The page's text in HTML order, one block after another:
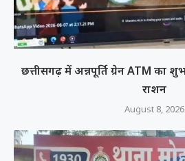
छत्तीसगढ़ में अन्नपूर्ति ग्रेन ATM का
राशन
August 8, 2026